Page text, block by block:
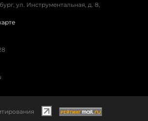
ул. Инструментальная, д. 8,